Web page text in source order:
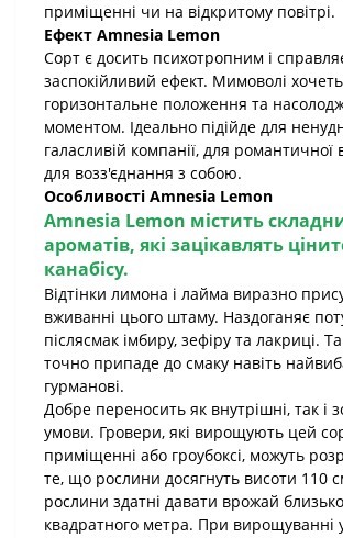
приміщенні чи на відкритому повітрі.
Ефект Amnesia Lemon
Сорт є досить психотропним і
заспокійливий ефект. Мимоволі
горизонтальне положення та
моментом. Ідеально підійде для
галасливій компанії, для романтичної
для возз'єднання з собою.
Особливості Amnesia Lemon
Amnesia Lemon містить
ароматів, які зацікавлять
канабісу.
Відтінки лимона і лайма виразно
вживанні цього штаму. Наздоганяє
післясмак імбиру, зефіру та лакриці.
точно припаде до смаку навіть
гурманові.
Добре переносить як внутрішні, так і
умови. Гровери, які вирощують цей
приміщенні або гроубоксі, можуть
те, що рослини досягнуть висоти 110
рослини здатні давати врожай
квадратного метра. При вирощуванні